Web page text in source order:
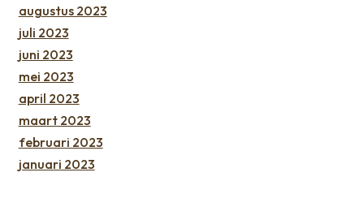
augustus 2023
juli 2023
juni 2023
mei 2023
april 2023
maart 2023
februari 2023
januari 2023